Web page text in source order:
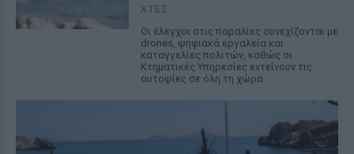
ΧΤΕΣ
Οι έλεγχοι στις παραλίες συνεχίζονται με
drones, ψηφιακά εργαλεία και
καταγγελίες πολιτών, καθώς οι
Κτηματικές Υπηρεσίες εντείνουν τις
αυτοψίες σε όλη τη χώρα